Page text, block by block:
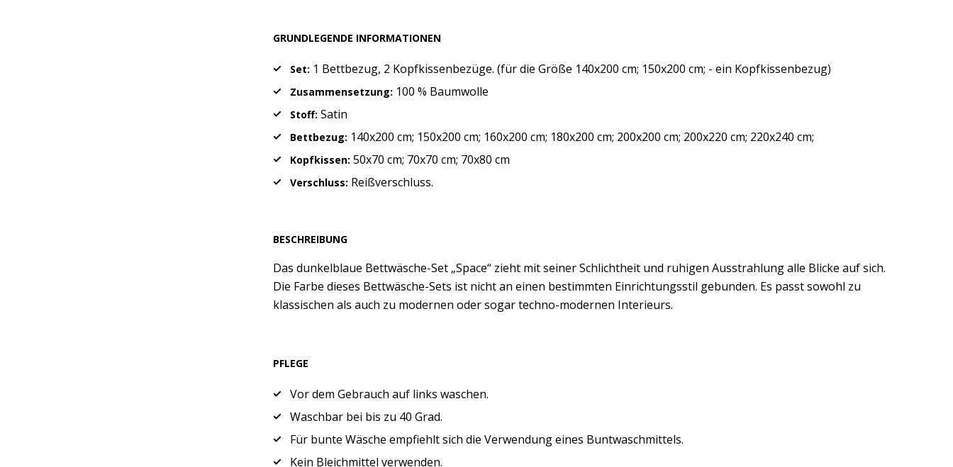
GRUNDLEGENDE INFORMATIONEN
Set: 1 Bettbezug, 2 Kopfkissenbezüge. (für die Größe 140x200 cm; 150x200 cm; - ein Kopfkissenbezug)
Zusammensetzung: 100 % Baumwolle
Stoff: Satin
Bettbezug: 140x200 cm; 150x200 cm; 160x200 cm; 180x200 cm; 200x200 cm; 200x220 cm; 220x240 cm;
Kopfkissen: 50x70 cm; 70x70 cm; 70x80 cm
Verschluss: Reißverschluss.
BESCHREIBUNG
Das dunkelblaue Bettwäsche-Set „Space“ zieht mit seiner Schlichtheit und ruhigen Ausstrahlung alle Blicke auf sich.
Die Farbe dieses Bettwäsche-Sets ist nicht an einen bestimmten Einrichtungsstil gebunden. Es passt sowohl zu
klassischen als auch zu modernen oder sogar techno-modernen Interieurs.
PFLEGE
Vor dem Gebrauch auf links waschen.
Waschbar bei bis zu 40 Grad.
Für bunte Wäsche empfiehlt sich die Verwendung eines Buntwaschmittels.
Kein Bleichmittel verwenden.